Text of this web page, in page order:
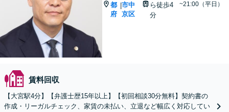
都
府
|市中
京区
ら徒歩4
分
~21:00（平日）
賃料回収
【大宮駅4分】【弁護士歴15年以上】【初回相談30分無料】契約書の
作成・リーガルチェック、家賃の未払い、立退など幅広く対応してい